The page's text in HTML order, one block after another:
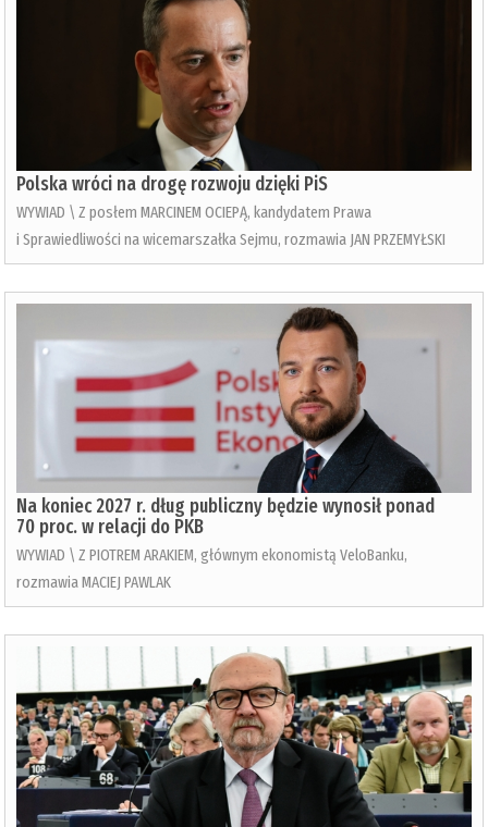
Polska wróci na drogę rozwoju dzięki PiS
WYWIAD \ Z posłem MARCINEM OCIEPĄ, kandydatem Prawa
i Sprawiedliwości na wicemarszałka Sejmu, rozmawia JAN PRZEMYŁSKI
Na koniec 2027 r. dług publiczny będzie wynosił ponad
70 proc. w relacji do PKB
WYWIAD \ Z PIOTREM ARAKIEM, głównym ekonomistą VeloBanku,
rozmawia MACIEJ PAWLAK